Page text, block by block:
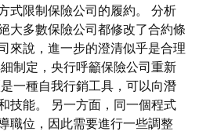
式限制保險公司的履約。 分析
大多數保險公司都修改了合約條
來說，進一步的澄清似乎是合理
制定，央行呼籲保險公司重新
一種自我行銷工具，可以向潛
技能。 另一方面，同一個程式
職位，因此需要進行一些調整